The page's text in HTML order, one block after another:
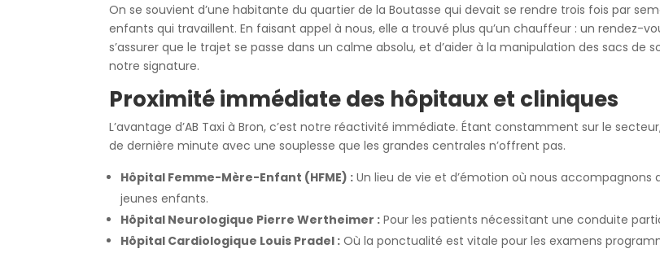
On se souvient d’une habitante du quartier de la Boutasse qui devait se rendre trois fois par
enfants qui travaillent. En faisant appel à nous, elle a trouvé plus qu’un chauffeur : un rendez-
s’assurer que le trajet se passe dans un calme absolu, et d’aider à la manipulation des sacs de
notre signature.
Proximité immédiate des hôpitaux et cliniques
L’avantage d’AB Taxi à Bron, c’est notre réactivité immédiate. Étant constamment sur le
de dernière minute avec une souplesse que les grandes centrales n’offrent pas.
Hôpital Femme-Mère-Enfant (HFME) : Un lieu de vie et d’émotion où nous
jeunes enfants.
Hôpital Neurologique Pierre Wertheimer : Pour les patients nécessitant une conduite
Hôpital Cardiologique Louis Pradel : Où la ponctualité est vitale pour les examens